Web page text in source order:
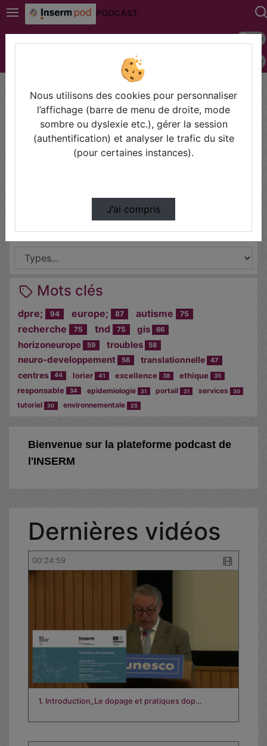
PODCAST
Mode
Police
Bienvenue sur la plateforme podcast de
l'INSERM
Dernières vidéos
00:24:59
1. Introduction_Le dopage et pratiques dop…
Partager
Disciplines
Mots clés
dpre; 94 europe; 87 autisme 75
recherche 75 tnd 75 gis 66
horizoneurope 59 troubles 58
neuro-developpement 56 translationnelle 47
centres 44 lorier 41 excellence 38 ethique 35
responsable 34 epidemiologie 31 portail 31 services 30
tutoriel 30 environnementale 25
Nous utilisons des cookies pour personnaliser
l’affichage (barre de menu de droite, mode
sombre ou dyslexie etc.), gérer la session
(authentification) et analyser le trafic du site
(pour certaines instances).
J’ai compris